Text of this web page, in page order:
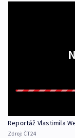
Reportáž Vlastimila
Zdroj: ČT24